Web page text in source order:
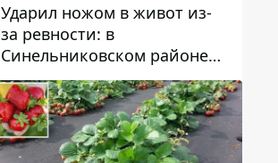
Ударил ножом в живот из-
за ревности: в
Синельниковском районе
задержали 49-летнего
мужчину за убийство